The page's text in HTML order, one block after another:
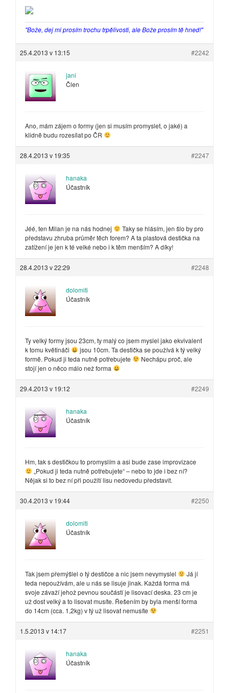
"Bože, dej mi prosím trochu trpělivosti, ale Bože prosím tě hned!"
25.4.2013 v 13:15 #2242
jani
Člen
Ano, mám zájem o formy (jen si musím promyslet, o jaké) a
klidně budu rozesílat po ČR
28.4.2013 v 19:35 #2247
hanaka
Účastník
Jéé, ten Milan je na nás hodnej
Taky se hlásím, jen šlo by pro
představu zhruba průměr těch forem? A ta plastová destička na
zatížení je jen k té velké nebo i k těm menším? A díky!
28.4.2013 v 22:29 #2248
dolomiti
Účastník
Ty velký formy jsou 23cm, ty malý co jsem myslel jako ekvivalent
k tomu květináči
jsou 10cm. Ta destička se používá k tý velký
formě. Pokud ji teda nutně potřebujete
Nechápu proč, ale
stojí jen o něco málo než forma
29.4.2013 v 19:12 #2249
hanaka
Účastník
Hm, tak s destičkou to promyslím a asi bude zase improvizace
„Pokud ji teda nutně potřebujete“ – nebo to jde i bez ní?
Nějak si to bez ní při použití lisu nedovedu představit.
30.4.2013 v 19:44 #2250
dolomiti
Účastník
Tak jsem přemýšlel o tý destičce a nic jsem nevymyslel
Já jí
teda nepoužívám, ale u nás se lisuje jinak. Každá forma má
svoje závaží jehož pevnou součástí je lisovací deska. 23 cm je
už dost velký a to lisovat musíte. Řešením by byla menší forma
do 14cm (cca. 1,2kg) v tý už lisovat nemusíte
1.5.2013 v 14:17 #2251
hanaka
Účastník